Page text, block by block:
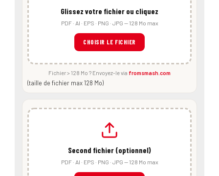
Glissez votre fichier ou cliquez
PDF · AI · EPS · PNG · JPG — 128 Mo max
CHOISIR LE FICHIER
Fichier > 128 Mo ? Envoyez-le via fromsmash.com
(taille de fichier max 128 Mo)
Second fichier (optionnel)
PDF · AI · EPS · PNG · JPG — 128 Mo max